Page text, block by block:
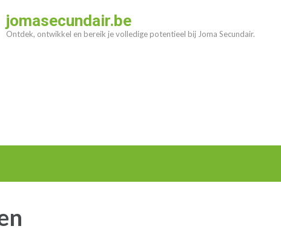
jomasecundair.be
Ontdek, ontwikkel en bereik je volledige potentieel bij Joma Secundair.